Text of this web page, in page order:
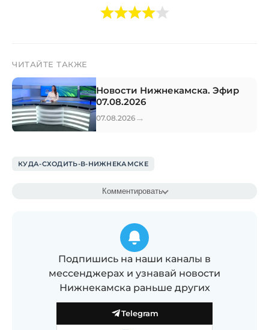
ЧИТАЙТЕ ТАКЖЕ
Новости Нижнекамска. Эфир
07.08.2026
07.08.2026 →
КУДА-СХОДИТЬ-В-НИЖНЕКАМСКЕ
Комментировать
Подпишись на наши каналы в
мессенджерах и узнавай новости
Нижнекамска раньше других
Telegram